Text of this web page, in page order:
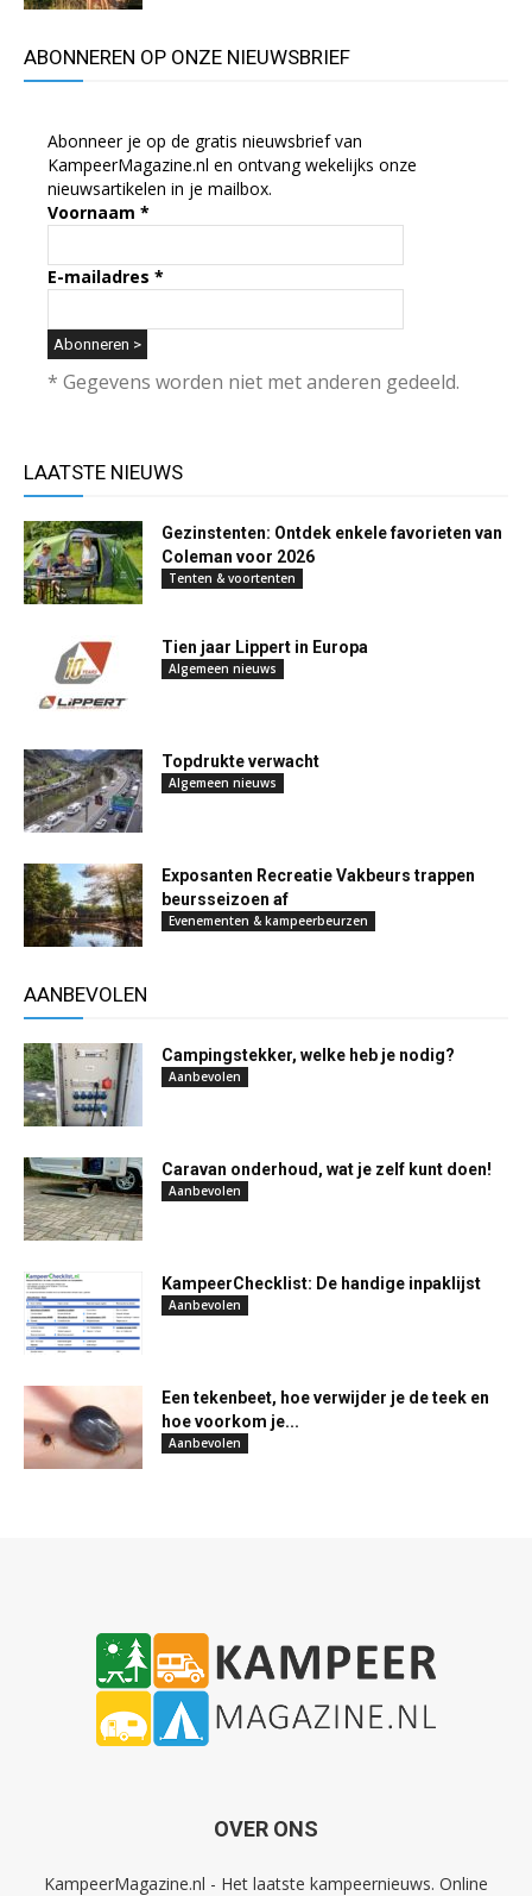
ABONNEREN OP ONZE NIEUWSBRIEF
Abonneer je op de gratis nieuwsbrief van
KampeerMagazine.nl en ontvang wekelijks onze
nieuwsartikelen in je mailbox.
Voornaam *
E-mailadres *
* Gegevens worden niet met anderen gedeeld.
LAATSTE NIEUWS
Gezinstenten: Ontdek enkele favorieten van
Coleman voor 2026
Tenten & voortenten
Tien jaar Lippert in Europa
Algemeen nieuws
Topdrukte verwacht
Algemeen nieuws
Exposanten Recreatie Vakbeurs trappen
beursseizoen af
Evenementen & kampeerbeurzen
AANBEVOLEN
Campingstekker, welke heb je nodig?
Aanbevolen
Caravan onderhoud, wat je zelf kunt doen!
Aanbevolen
KampeerChecklist: De handige inpaklijst
Aanbevolen
Een tekenbeet, hoe verwijder je de teek en
hoe voorkom je...
Aanbevolen
OVER ONS
KampeerMagazine.nl - Het laatste kampeernieuws. Online